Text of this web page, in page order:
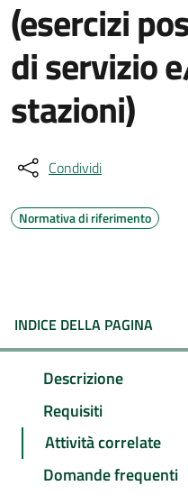
(esercizi
di servizio
stazioni)
Condividi
Normativa di riferimento
INDICE DELLA PAGINA
Descrizione
Requisiti
Attività correlate
Domande frequenti